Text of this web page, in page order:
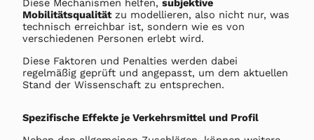
Diese Mechanismen helfen, subjektive
Mobilitätsqualitätzu modellieren, also nicht nur, was
technisch erreichbar ist, sondern wie es von
verschiedenen Personen erlebt wird.
Diese Faktoren und Penalties werden dabei
regelmäßig geprüft und angepasst, um dem aktuellen
Stand der Wissenschaft zu entsprechen.
Spezifische Effekte je Verkehrsmittel und Profil